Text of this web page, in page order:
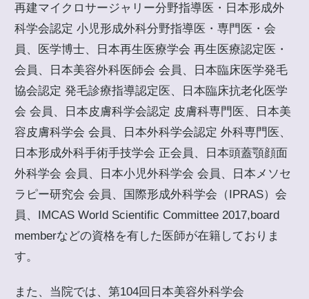
再建マイクロサージャリー分野指導医・日本形成外
科学会認定 小児形成外科分野指導医・専門医・会
員、医学博士、日本再生医療学会 再生医療認定医・
会員、日本美容外科医師会 会員、日本臨床医学発毛
協会認定 発毛診療指導認定医、日本臨床抗老化医学
会 会員、日本皮膚科学会認定 皮膚科専門医、日本美
容皮膚科学会 会員、日本外科学会認定 外科専門医、
日本形成外科手術手技学会 正会員、日本頭蓋顎顔面
外科学会 会員、日本小児外科学会 会員、日本メソセ
ラピー研究会 会員、国際形成外科学会（IPRAS）会
員、IMCAS World Scientific Committee 2017,board
memberなどの資格を有した医師が在籍しておりま
す。
また、当院では、第104回日本美容外科学会